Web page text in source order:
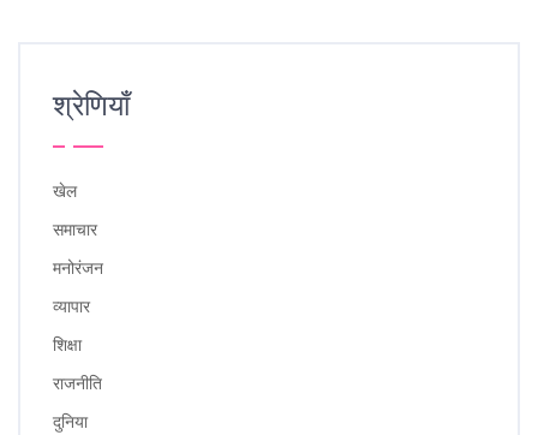
श्रेणियाँ
खेल
समाचार
मनोरंजन
व्यापार
शिक्षा
राजनीति
दुनिया